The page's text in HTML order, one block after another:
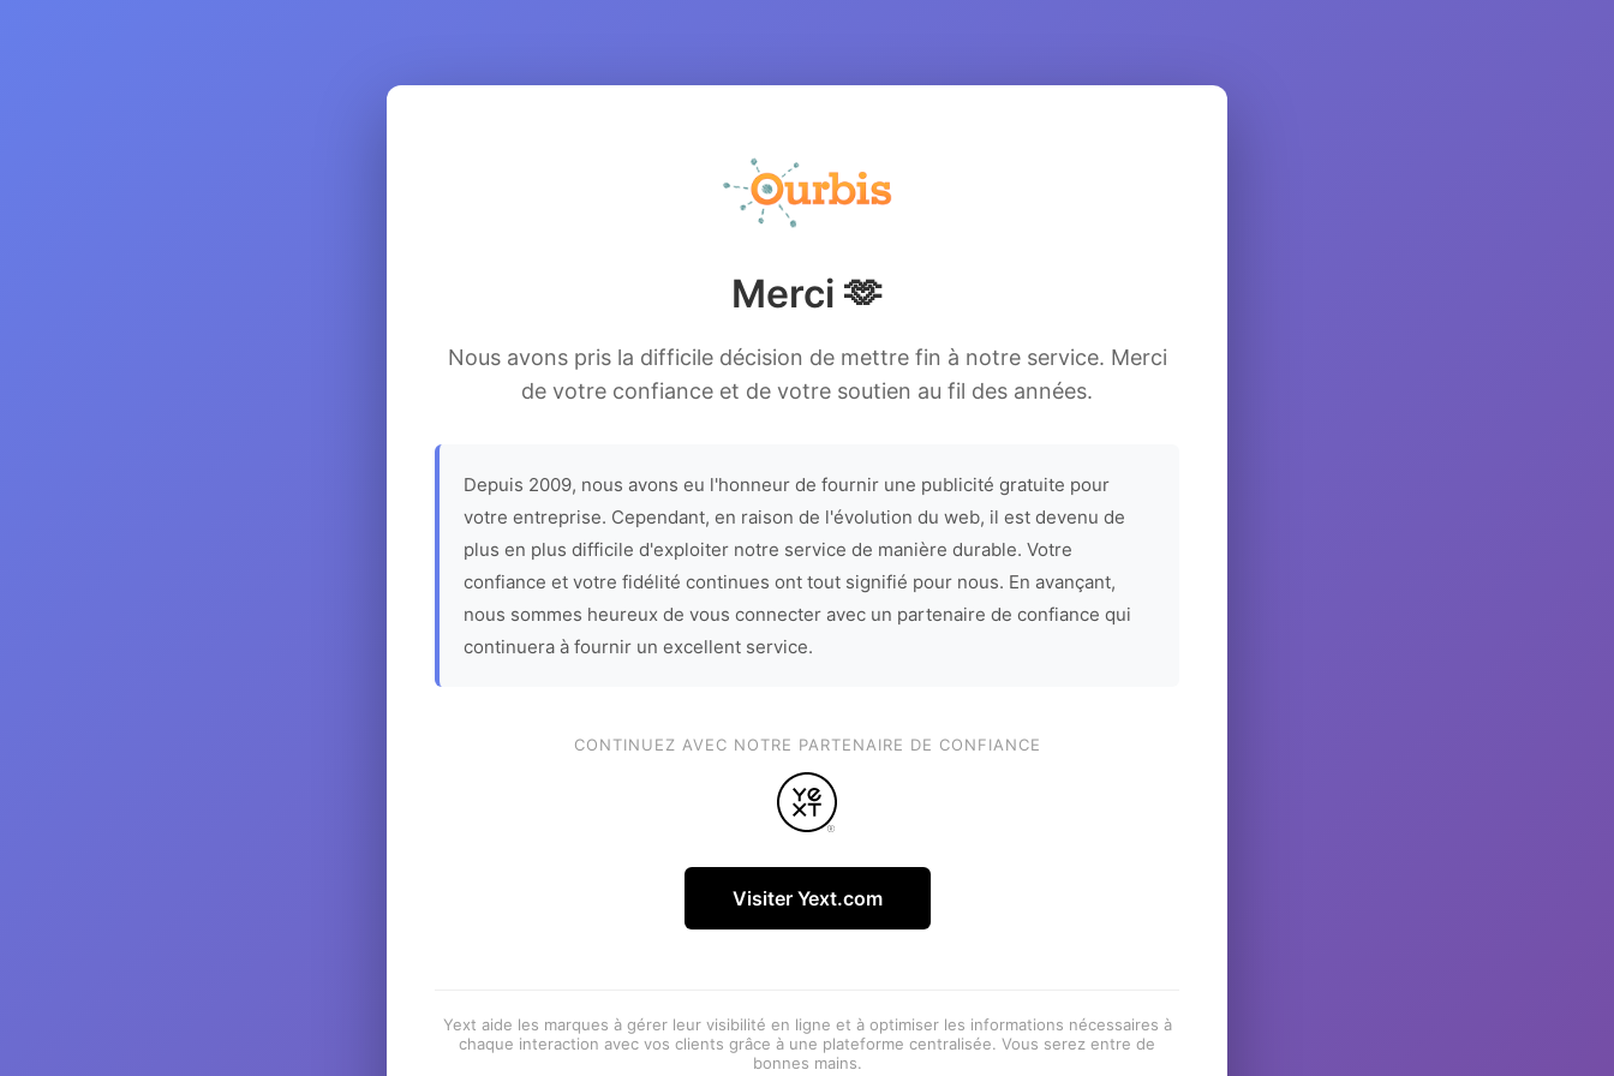
Merci 🫶
Nous avons pris la difficile décision de mettre fin à notre service. Merci
de votre confiance et de votre soutien au fil des années.
Depuis 2009, nous avons eu l'honneur de fournir une publicité gratuite pour
votre entreprise. Cependant, en raison de l'évolution du web, il est devenu de
plus en plus difficile d'exploiter notre service de manière durable. Votre
confiance et votre fidélité continues ont tout signifié pour nous. En avançant,
nous sommes heureux de vous connecter avec un partenaire de confiance qui
continuera à fournir un excellent service.
CONTINUEZ AVEC NOTRE PARTENAIRE DE CONFIANCE
Visiter Yext.com
Yext aide les marques à gérer leur visibilité en ligne et à optimiser les informations nécessaires à
chaque interaction avec vos clients grâce à une plateforme centralisée. Vous serez entre de
bonnes mains.